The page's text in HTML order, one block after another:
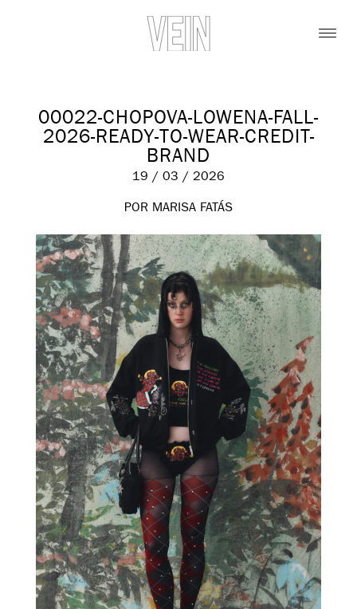
00022-CHOPOVA-LOWENA-FALL-
2026-READY-TO-WEAR-CREDIT-
BRAND
19 / 03 / 2026
POR MARISA FATÁS